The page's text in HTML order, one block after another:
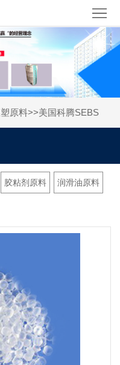
原料>>美国科腾SEBS
胶粘剂原料 润滑油原料